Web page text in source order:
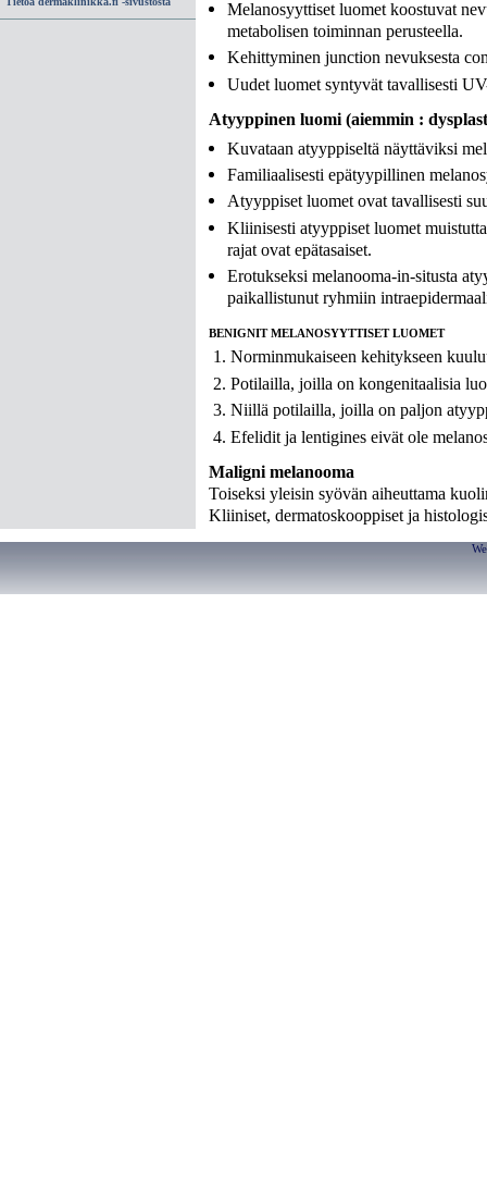
Melanosyyttiset luomet koostuvat
metabolisen toiminnan perusteella.
Kehittyminen junction nevuksesta
Uudet luomet syntyvät tavallisesti
Atyyppinen luomi (aiemmin :
Kuvataan atyyppiseltä näyttäviksi
Familiaalisesti epätyypillinen
Atyyppiset luomet ovat tavallisesti
Kliinisesti atyyppiset luomet
rajat ovat epätasaiset.
Erotukseksi melanooma-in-situsta
paikallistunut ryhmiin
BENIGNIT MELANOSYYTTISET LUOMET
Norminmukaiseen kehitykseen
Potilailla, joilla on kongenitaalisia
Niillä potilailla, joilla on paljon
Efelidit ja lentigines eivät ole
Maligni melanooma
Toiseksi yleisin syövän aiheuttama
Kliiniset, dermatoskooppiset ja